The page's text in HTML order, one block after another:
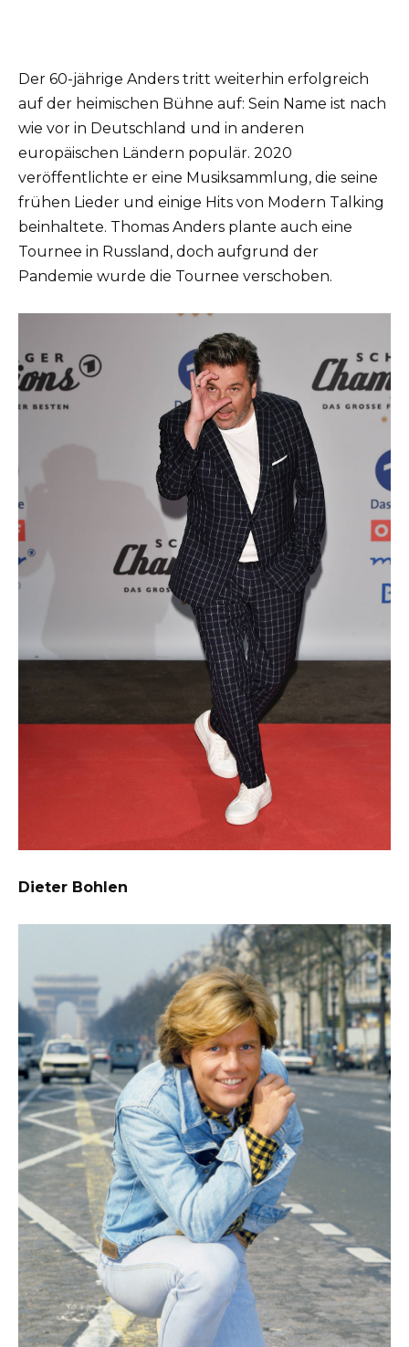
Der 60-jährige Anders tritt weiterhin erfolgreich
auf der heimischen Bühne auf: Sein Name ist nach
wie vor in Deutschland und in anderen
europäischen Ländern populär. 2020
veröffentlichte er eine Musiksammlung, die seine
frühen Lieder und einige Hits von Modern Talking
beinhaltete. Thomas Anders plante auch eine
Tournee in Russland, doch aufgrund der
Pandemie wurde die Tournee verschoben.
Dieter Bohlen